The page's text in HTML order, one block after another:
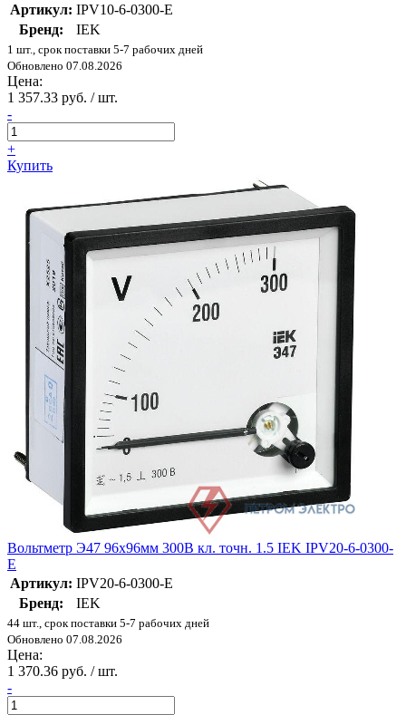
Артикул: IPV10-6-0300-E
Бренд:
IEK
1 шт., срок поставки 5-7 рабочих дней
Обновлено 07.08.2026
Цена:
1 357.33 руб. / шт.
-
+
Купить
Вольтметр Э47 96х96мм 300В кл. точн. 1.5 IEK IPV20-6-0300-
E
Артикул: IPV20-6-0300-E
Бренд:
IEK
44 шт., срок поставки 5-7 рабочих дней
Обновлено 07.08.2026
Цена:
1 370.36 руб. / шт.
-